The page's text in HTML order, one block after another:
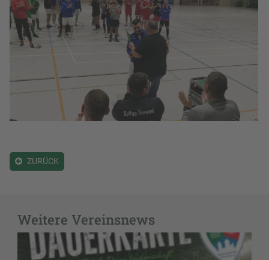
ZURÜCK
Weitere Vereinsnews